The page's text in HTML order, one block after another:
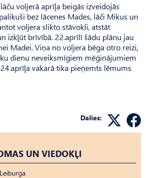
voljerā aprīļa beigās izveidojās
bez lācenes Mades, lāči Mikus un
voljera slikto stāvokli, atstāt
izkļūt brīvībā. 22.aprīlī šādu plānu jau
Madei. Viņa no voljera bēga otro reizi,
dienu neveiksmīgiem mēģinājumiem
vakarā tika pieņemts lēmums
Dalies:
UN VIEDOKĻI